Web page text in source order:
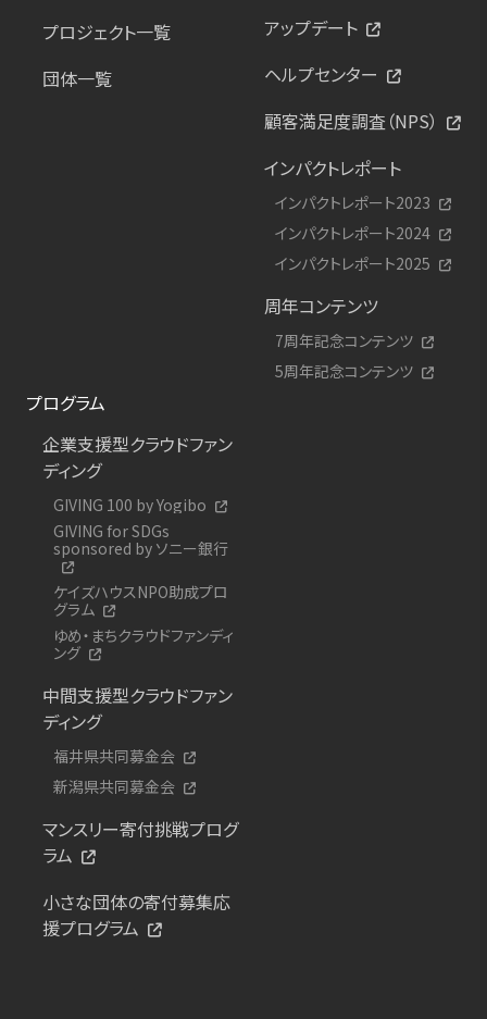
プロジェクト一覧
団体一覧
アップデート
ヘルプセンター
顧客満足度調査（NPS）
インパクトレポート
インパクトレポート2023
インパクトレポート2024
インパクトレポート2025
周年コンテンツ
7周年記念コンテンツ
5周年記念コンテンツ
プログラム
企業支援型クラウドファン
ディング
GIVING 100 by Yogibo
GIVING for SDGs
sponsored by ソニー銀行
ケイズハウスNPO助成プロ
グラム
ゆめ・まちクラウドファンディ
ング
中間支援型クラウドファン
ディング
福井県共同募金会
新潟県共同募金会
マンスリー寄付挑戦プログ
ラム
小さな団体の寄付募集応
援プログラム